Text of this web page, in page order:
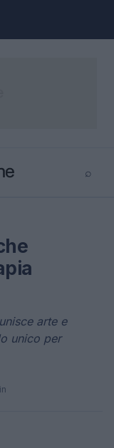
⌕
arte e
unico per